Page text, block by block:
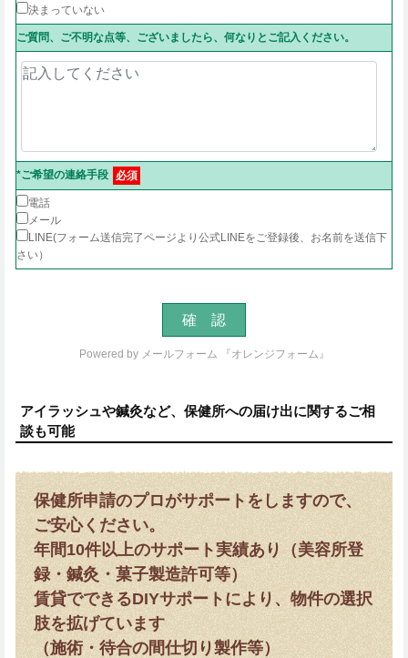
決まっていない
ご質問、ご不明な点等、ございましたら、何なりとご記入ください。
*ご希望の連絡手段 必須
電話
メール
LINE(フォーム送信完了ページより公式LINEをご登録後、お名前を送信下
さい）
Powered by メールフォーム 『オレンジフォーム』
アイラッシュや鍼灸など、保健所への届け出に関するご相
談も可能
保健所申請のプロがサポートをしますので、
ご安心ください。
年間10件以上のサポート実績あり（美容所登
録・鍼灸・菓子製造許可等）
賃貸でできるDIYサポートにより、物件の選択
肢を拡げています
（施術・待合の間仕切り製作等）